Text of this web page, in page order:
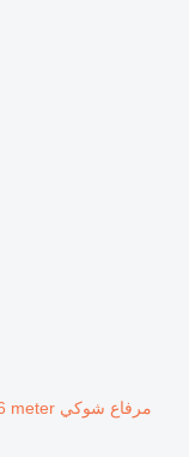
مرفاع شوكي EP ESL 3,6 meter